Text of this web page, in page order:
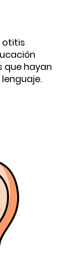
otitis
que hayan